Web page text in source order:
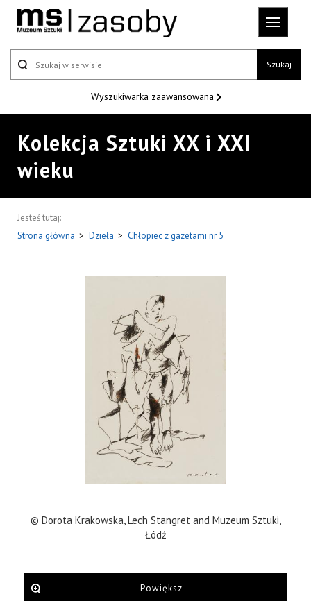
Szukaj
Wyszukiwarka zaawansowana
Kolekcja Sztuki XX i XXI
wieku
Jesteś tutaj:
Strona główna > Dzieła > Chłopiec z gazetami nr 5
© Dorota Krakowska, Lech Stangret and Muzeum Sztuki,
Łódź
Powiększ